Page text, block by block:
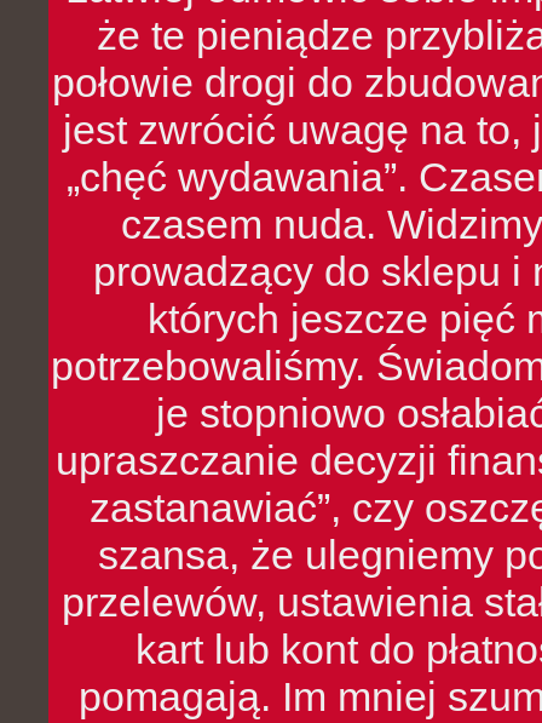
że te pieniądze
połowie drogi do
jest zwrócić uwagę na to,
„chęć wydawania”.
czasem nuda.
prowadzący do sklepu i
których jeszcze pięć
potrzebowaliśmy.
je stopniowo
upraszczanie decyzji
zastanawiać”, czy
szansa, że ulegniemy
przelewów, ustawienia
kart lub kont do
pomagają. Im mniej